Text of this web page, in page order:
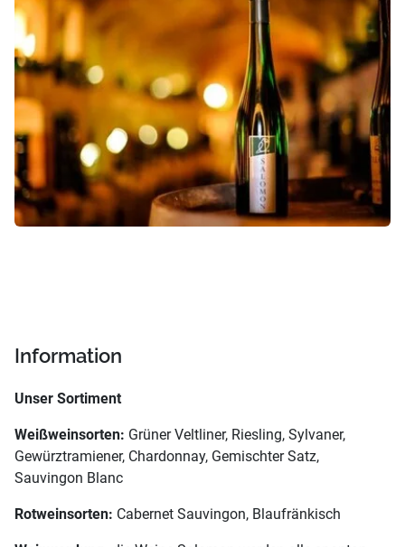
Information
Unser Sortiment
Weißweinsorten: Grüner Veltliner, Riesling, Sylvaner,
Gewürztramiener, Chardonnay, Gemischter Satz,
Sauvingon Blanc
Rotweinsorten: Cabernet Sauvingon, Blaufränkisch